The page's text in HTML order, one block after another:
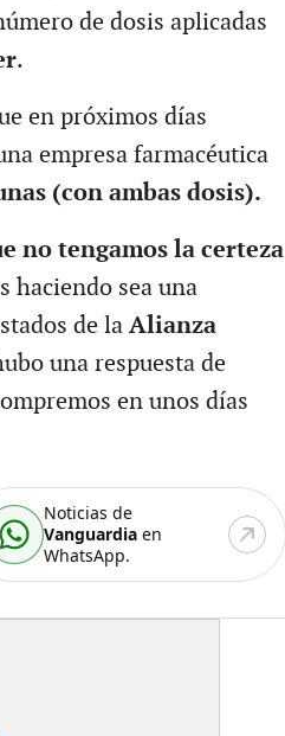
de dosis aplicadas
.
en próximos días
empresa farmacéutica
(con ambas dosis).
no tengamos la certeza
haciendo sea una
de la Alianza
una respuesta de
en unos días
Noticias de
Vanguardia en
WhatsApp.